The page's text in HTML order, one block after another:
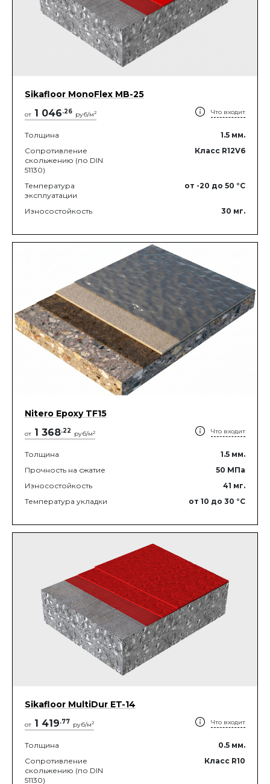
Sikafloor MonoFlex MB-25
от 1 046.26 руб/м2 Что входит
Толщина 1.5 мм.
Сопротивление
скольжению (по DIN
51130)
Класс R12V6
Температура
эксплуатации
от -20 до 50 °C
Износостойкость 30 мг.
Nitero Epoxy TF15
от 1 368.22 руб/м2 Что входит
Толщина 1.5 мм.
Прочность на сжатие
50 МПа
Износостойкость
41 мг.
Температура укладки
от 10 до 30 °C
Sikafloor MultiDur ET-14
от 1 419.77 руб/м2 Что входит
Толщина 0.5 мм.
Сопротивление
скольжению (по DIN
51130)
Класс R10